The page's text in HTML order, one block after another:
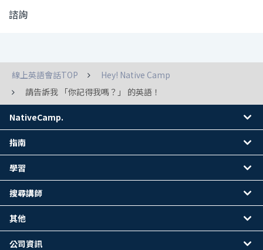
諮詢
線上英語會話TOP
Hey! Native Camp
請告訴我 「你記得我嗎？」 的英語！
NativeCamp.
指南
學習
搜尋講師
其他
公司資訊